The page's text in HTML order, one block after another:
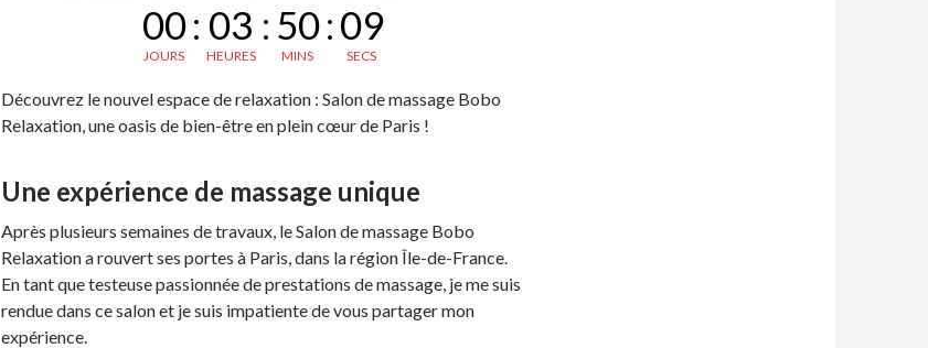
00
JOURS
: 03
HEURES
: 50
MINS
:08
SECS
Découvrez le nouvel espace de relaxation : Salon de massage Bobo
Relaxation, une oasis de bien-être en plein cœur de Paris !
Une expérience de massage unique
Après plusieurs semaines de travaux, le Salon de massage Bobo
Relaxation a rouvert ses portes à Paris, dans la région Île-de-France.
En tant que testeuse passionnée de prestations de massage, je me suis
rendue dans ce salon et je suis impatiente de vous partager mon
expérience.